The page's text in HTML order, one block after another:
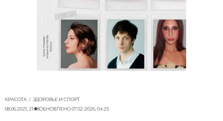
КРАСОТА
ЗДОРОВЬЕ И СПОРТ
08.06.2021, 21:08ОБНОВЛЕНО07.02.2026, 04:25